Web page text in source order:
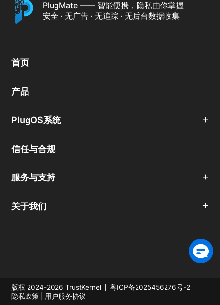
PlugMate —— 智能便携，隐私由你掌握
安全 · 无广告 · 无追踪 · 无后台数据收集
首页
产品
PlugOS系统
信任与合规
服务与支持
关于我们
版权 2024-2026 TrustKernel
粤ICP备2025456276号-2
隐私政策| 用户服务协议